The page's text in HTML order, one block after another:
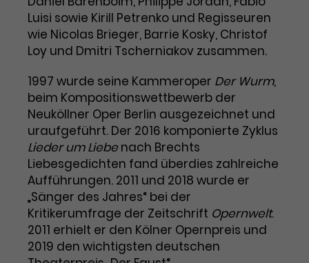
Benutzer*in wiedererkannt werden,
und es wird Zugang zu
geschützten Bereichen gewährt.
Name cookie_optin
Anbieter TYPO3
Laufzeit 1 Monat
Zweck
Enthält die gewählten Tracking-
Optin-Einstellungen.
Laufzeit 2 Jahre
Zweck
Dieses Cookie wird von Google
wird verwendet, um
Besucher*innen-, Sitzungs- und
Kampagnendaten zu berechnen
und die Nutzung der Website für
den Analysebericht der Website zu
verfolgen. Die Cookies speichern
Informationen anonym und weisen
eine zufallsgenerierte Nummer zu,
um Besuche zu erkennen.
Marketing
Diese Gruppe beinhaltet alle Scripte, die es uns
ermöglichen die Leistung unserer
Werbekampagnen zu analysieren und
uns dabei Werbeanzeigen und Inhalte besser auf
die Interessen unserer Nutzer abzustimmen.
Name
_gcl_au
Anbieter Google Ads
Laufzeit 3 Monate
Zweck
Wird von Google verwendet, um
die Effizienz von Werbeanzeigen zu
messen und Conversions zu
speichern. Dieses Cookie hilft dabei
Cookie-Informationen
Luisi sowie Kirill Petrenko und Regisseuren
wie Nicolas Brieger, Barrie Kosky, Christof
Loy und Dmitri Tscherniakov zusammen.
1997 wurde seine Kammeroper Der Wurm,
beim Kompositionswettbewerb der
Neuköllner Oper Berlin ausgezeichnet und
uraufgeführt. Der 2016 komponierte Zyklus
Lieder um Liebenach Brechts
Liebesgedichten fand überdies zahlreiche
Aufführungen. 2011 und 2018 wurde er
„Sänger des Jahres“ bei der
Kritikerumfrage der Zeitschrift Opernwelt.
2011 erhielt er den Kölner Opernpreis und
2019 den wichtigsten deutschen